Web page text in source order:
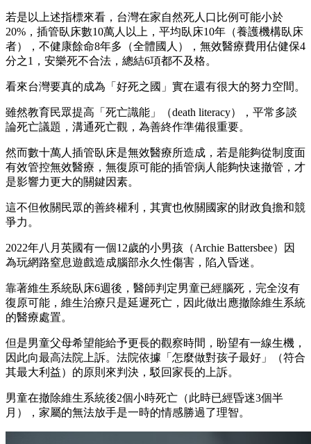
若是以上述指標來看，台灣在家自然死人口比例可能小於
20%，插管臥床數10萬人以上，平均臥床10年（養護機構臥床
者），不健康餘命8年多（全體國人），無效醫療費用佔健保4
分之1，安樂死不合法，總結6項都不及格。
看來台灣要真的成為「好死之國」實在還有很大的努力空間。
雖然教育民眾提高「死亡識能」（death literacy），平常多談
論死亡議題，溝通死亡觀，為善終作準備很重要。
然而數十萬人插管臥床是無效醫療所造成，若是能夠從制度面
有效管控無效醫療，無復原可能的插管病人能夠快速撤管，才
是影響力更大的關鍵因素。
這不但攸關民眾的善終權利，其實也攸關國家的財政負擔和競
爭力。
2022年八月英國有一個12歲的小男孩（Archie Battersbee）因
為玩網路窒息遊戲造成腦部永久性傷害，陷入昏迷。
靠著維生系統臥床6週後，醫師判定男童已經腦死，完全沒有
復原可能，維生治療只是延遲死亡，因此做出應撤除維生系統
的醫療處置。
但是男童父母希望能給予更長的觀察時間，盼望有一線生機，
因此向最高法院上訴。法院依據「怎麼做對孩子最好」（符合
其最大利益）的原則來判決，駁回家長的上訴。
男童在撤除維生系統後2個小時死亡（此時已經昏迷3個半
月），家屬的無法放手是一時的情感勝過了理智。